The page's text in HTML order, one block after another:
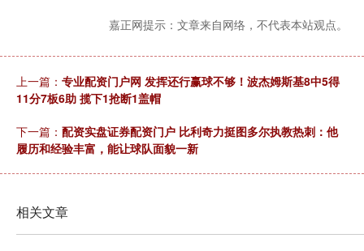
嘉正网提示：文章来自网络，不代表本站观点。
上一篇： 专业配资门户网 发挥还行赢球不够！波杰姆斯基8中5得
11分7板6助 揽下1抢断1盖帽
下一篇： 配资实盘证券配资门户 比利奇力挺图多尔执教热刺：他
履历和经验丰富，能让球队面貌一新
相关文章